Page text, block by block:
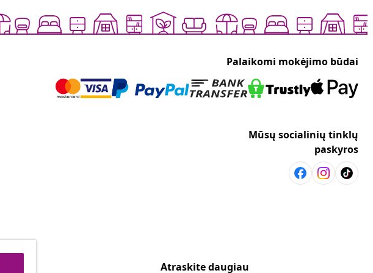
Palaikomi mokėjimo būdai
Mūsų socialinių tinklų
paskyros
Atraskite daugiau